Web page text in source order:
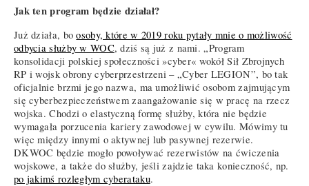
Jak ten program będzie działał?
Już działa, boosoby, które w 2019 roku pytały mnie o możliwość
odbycia służby w WOC, dziś są już z nami. „Program
konsolidacji polskiej społeczności »cyber« wokół Sił Zbrojnych
RP i wojsk obrony cyberprzestrzeni – „Cyber LEGION”, bo tak
oficjalnie brzmi jego nazwa, ma umożliwić osobom zajmującym
się cyberbezpieczeństwem zaangażowanie się w pracę na rzecz
wojska. Chodzi o elastyczną formę służby, która nie będzie
wymagała porzucenia kariery zawodowej w cywilu. Mówimy tu
więc między innymi o aktywnej lub pasywnej rezerwie.
DKWOC będzie mogło powoływać rezerwistów na ćwiczenia
wojskowe, a także do służby, jeśli zajdzie taka konieczność, np.
po jakimś rozległym cyberataku.